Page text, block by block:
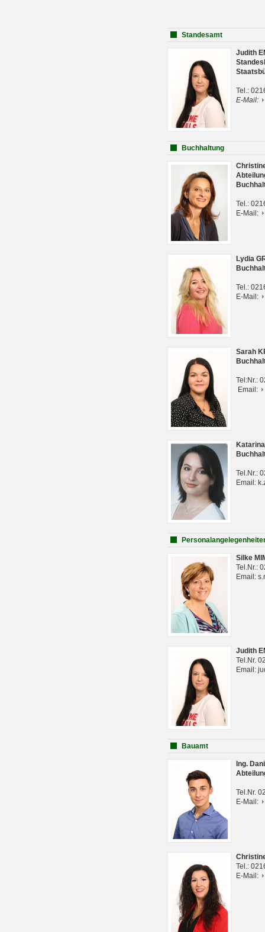
Standesamt
Judith
Tel.:
E-Mail:
Buchhaltung
Tel.:
E-Mail:
Lydia
Tel.:
E-Mail:
Sarah
Tel:Nr.:
Email:
Tel.Nr.:
Email:
Silke
Tel.Nr.:
Email:
Judith
Tel.Nr.
Email:
Bauamt
Ing.
Tel.Nr.
E-Mail:
Tel.:
E-Mail: